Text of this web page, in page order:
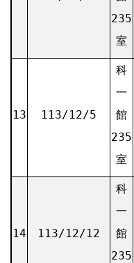
235
室
13 113/12/5
科
一
館
235
室
14 113/12/12
科
一
館
235